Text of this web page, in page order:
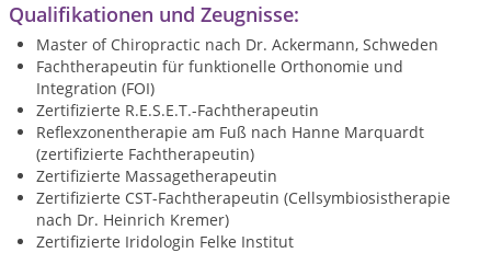
Qualifikationen und Zeugnisse:
Master of Chiropractic nach Dr. Ackermann, Schweden
Fachtherapeutin für funktionelle Orthonomie und
Integration (FOI)
Zertifizierte R.E.S.E.T.-Fachtherapeutin
Reflexzonentherapie am Fuß nach Hanne Marquardt
(zertifizierte Fachtherapeutin)
Zertifizierte Massagetherapeutin
Zertifizierte CST-Fachtherapeutin (Cellsymbiosistherapie
nach Dr. Heinrich Kremer)
Zertifizierte Iridologin Felke Institut